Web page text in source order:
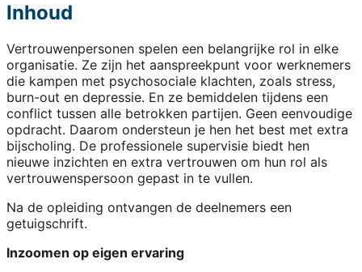
Inhoud
Vertrouwenpersonen spelen een belangrijke rol in elke
organisatie. Ze zijn het aanspreekpunt voor werknemers
die kampen met psychosociale klachten, zoals stress,
burn-out en depressie. En ze bemiddelen tijdens een
conflict tussen alle betrokken partijen. Geen eenvoudige
opdracht. Daarom ondersteun je hen het best met extra
bijscholing. De professionele supervisie biedt hen
nieuwe inzichten en extra vertrouwen om hun rol als
vertrouwenspersoon gepast in te vullen.
Na de opleiding ontvangen de deelnemers een
getuigschrift.
Inzoomen op eigen ervaring